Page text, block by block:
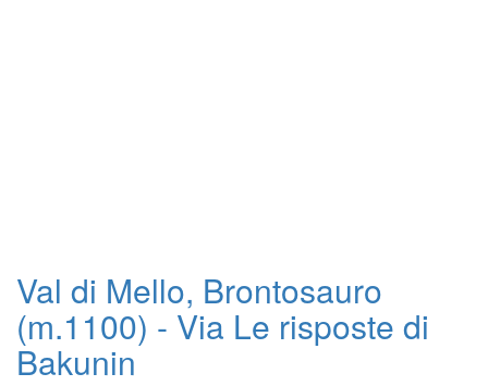
Val di Mello, Brontosauro
(m.1100) - Via Le risposte di
Bakunin